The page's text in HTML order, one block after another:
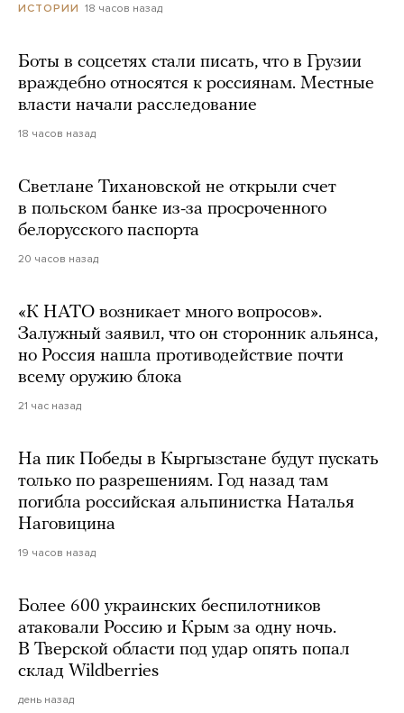
ИСТОРИИ 18 часов назад
Боты в соцсетях стали писать, что в Грузии
враждебно относятся к россиянам. Местные
власти начали расследование
18 часов назад
Светлане Тихановской не открыли счет
в польском банке из-за просроченного
белорусского паспорта
20 часов назад
«К НАТО возникает много вопросов».
Залужный заявил, что он сторонник альянса,
но Россия нашла противодействие почти
всему оружию блока
21 час назад
На пик Победы в Кыргызстане будут пускать
только по разрешениям. Год назад там
погибла российская альпинистка Наталья
Наговицина
19 часов назад
Более 600 украинских беспилотников
атаковали Россию и Крым за одну ночь.
В Тверской области под удар опять попал
склад Wildberries
день назад